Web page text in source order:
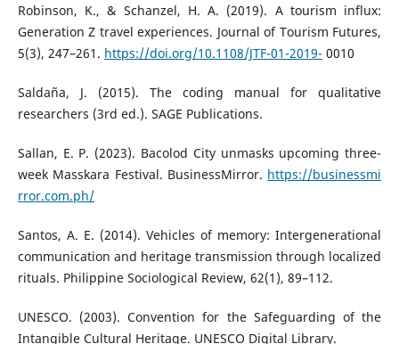
Robinson, K., & Schanzel, H. A. (2019). A tourism influx:
Generation Z travel experiences. Journal of Tourism Futures,
5(3), 247–261. https://doi.org/10.1108/JTF-01-2019- 0010
Saldaña, J. (2015). The coding manual for qualitative
researchers (3rd ed.). SAGE Publications.
Sallan, E. P. (2023). Bacolod City unmasks upcoming three-
week Masskara Festival. BusinessMirror. https://businessmi
rror.com.ph/
Santos, A. E. (2014). Vehicles of memory: Intergenerational
communication and heritage transmission through localized
rituals. Philippine Sociological Review, 62(1), 89–112.
UNESCO. (2003). Convention for the Safeguarding of the
Intangible Cultural Heritage. UNESCO Digital Library.